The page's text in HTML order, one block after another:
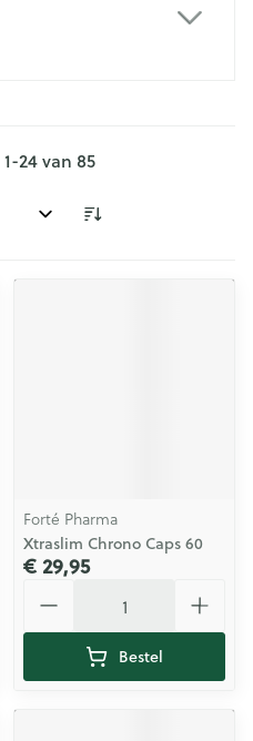
1-24van 85
Forté Pharma
Xtraslim Chrono Caps 60
€ 29,95
Bestel